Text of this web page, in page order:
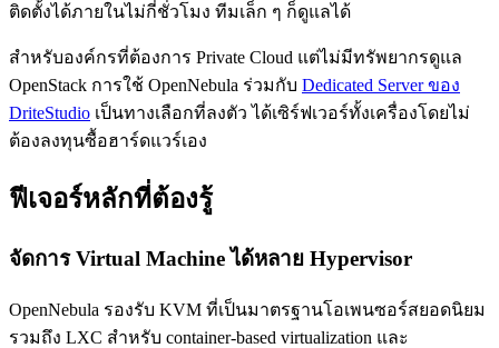
ติดตั้งได้ภายในไม่กี่ชั่วโมง ทีมเล็ก ๆ ก็ดูแลได้
สำหรับองค์กรที่ต้องการ Private Cloud แต่ไม่มีทรัพยากรดูแล
OpenStack การใช้ OpenNebula ร่วมกับ Dedicated Server ของ
DriteStudio เป็นทางเลือกที่ลงตัว ได้เซิร์ฟเวอร์ทั้งเครื่องโดยไม่
ต้องลงทุนซื้อฮาร์ดแวร์เอง
ฟีเจอร์หลักที่ต้องรู้
จัดการ Virtual Machine ได้หลาย Hypervisor
OpenNebula รองรับ KVM ที่เป็นมาตรฐานโอเพนซอร์สยอดนิยม
รวมถึง LXC สำหรับ container-based virtualization และ